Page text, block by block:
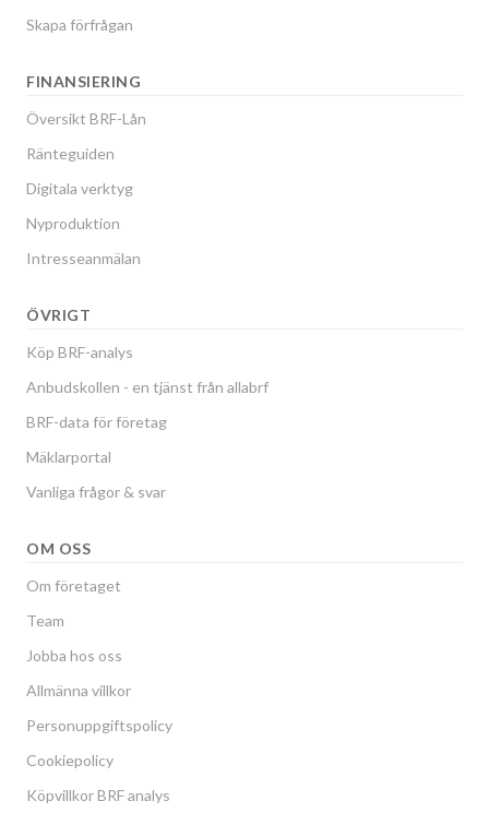
Skapa förfrågan
FINANSIERING
Översikt BRF-Lån
Ränteguiden
Digitala verktyg
Nyproduktion
Intresseanmälan
ÖVRIGT
Köp BRF-analys
Anbudskollen - en tjänst från allabrf
BRF-data för företag
Mäklarportal
Vanliga frågor & svar
OM OSS
Om företaget
Team
Jobba hos oss
Allmänna villkor
Personuppgiftspolicy
Cookiepolicy
Köpvillkor BRF analys